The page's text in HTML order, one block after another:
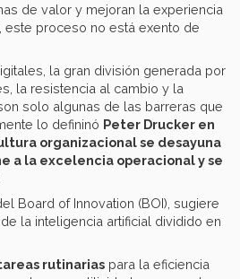
de valor y mejoran la experiencia
este proceso no está exento de
la gran división generada por
la resistencia al cambio y la
solo algunas de las barreras que
lo defininó Peter Drucker en
organizacional se desayuna
a la excelencia operacional y se
Board of Innovation (BOI), sugiere
la inteligencia artificial dividido en
rutinarias para la eficiencia